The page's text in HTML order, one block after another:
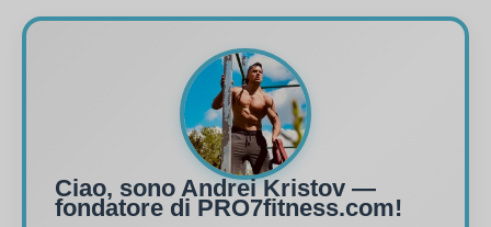
Ciao, sono Andrei Kristov —
fondatore di PRO7fitness.com!